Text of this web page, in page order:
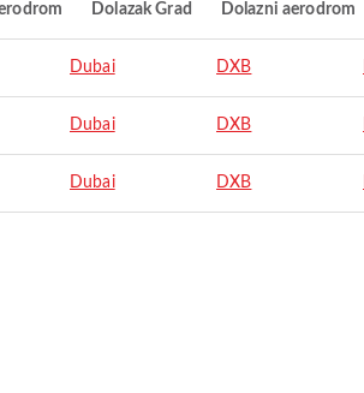
Dolazak Grad Dolazni aerodrom
Dubai DXB
Dubai DXB
Dubai DXB